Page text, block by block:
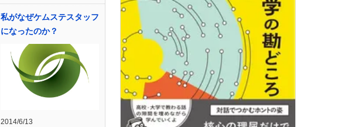
私がなぜケムステスタッフ
になったのか？
2014/6/13